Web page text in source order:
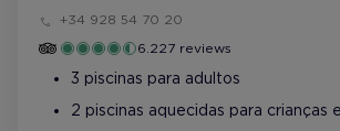
+34 928 54 70 20
6.227 reviews
3 piscinas para adultos
2 piscinas aquecidas para crianças